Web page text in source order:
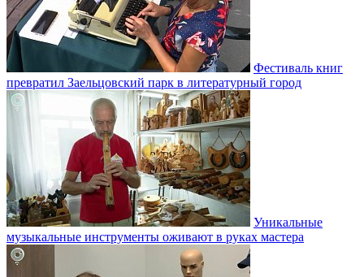
Фестиваль книг
превратил Заельцовский парк в литературный город
Уникальные
музыкальные инструменты оживают в руках мастера